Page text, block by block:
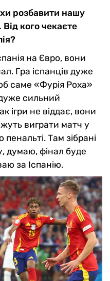
розбавити нашу
кого чекаєте
на Євро, вони
Гра іспанців дуже
саме «Фурія Роха»
сильний
ігри не віддає, вони
виграти матч у
Там зібрані
думаю, фінал буде
за Іспанію.